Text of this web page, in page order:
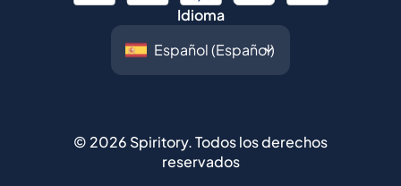
Idioma
© 2026 Spiritory.Todos los derechos
reservados